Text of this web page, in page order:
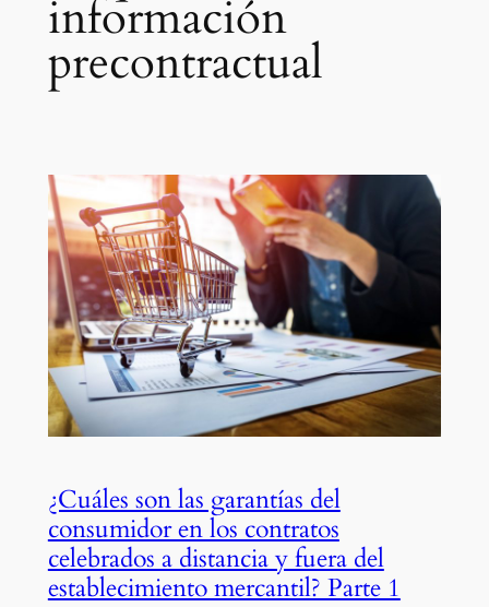
información
precontractual
¿Cuáles son las garantías del
consumidor en los contratos
celebrados a distancia y fuera del
establecimiento mercantil? Parte 1